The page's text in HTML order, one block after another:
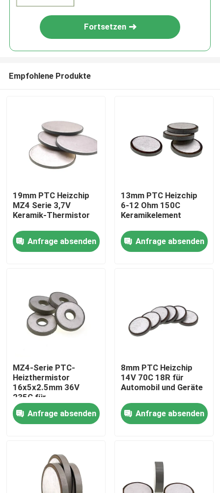
Zu Hause
Produkte
Über uns
Werksbesichtigung
Qualitätskontrolle
Kontakt mit uns
Neuigkeiten
Rechtssachen
Ptc-Thermistor
Fortsetzen
Empfohlene Produkte
19mm PTC Heizchip
MZ4 Serie 3,7V
Keramik-Thermistor
Anfrage absenden
13mm PTC Heizchip
6-12 Ohm 150C
Keramikelement
Anfrage absenden
MZ4-Serie PTC-
Heizthermistor
16x5x2.5mm 36V
235C für
Automobilgeräte
Anfrage absenden
8mm PTC Heizchip
14V 70C 18R für
Automobil und Geräte
Anfrage absenden